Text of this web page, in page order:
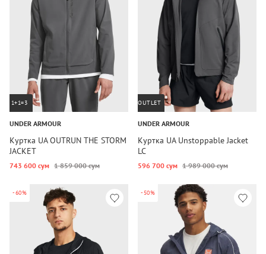
1+1=3
UNDER ARMOUR
Куртка UA OUTRUN THE STORM
JACKET
743 600 сум 1 859 000 сум
OUTLET
UNDER ARMOUR
Куртка UA Unstoppable Jacket
LC
596 700 сум 1 989 000 сум
-60% -50%